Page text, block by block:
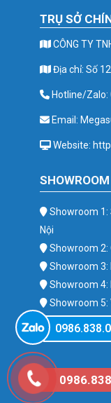
TRỤ SỞ
CÔNG TY
Địa chỉ: Số
Hotline/Zalo:
Email:
Website:
Showroom 1:
Nội
Showroom 2:
Showroom 3:
Showroom 4:
Showroom 5:
Showroom 6: